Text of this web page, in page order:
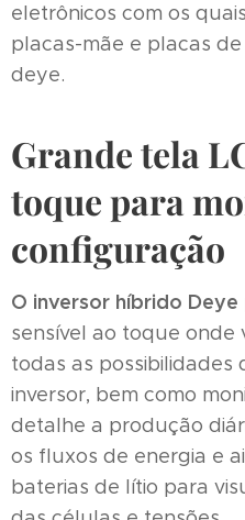
eletrônicos com os
placas-mãe e placas
deye.
Grande tela
toque para
configuração
O inversor híbrido Deye
sensível ao toque
todas as possibilidades
inversor, bem como
detalhe a produção
os fluxos de energia e
baterias de lítio para